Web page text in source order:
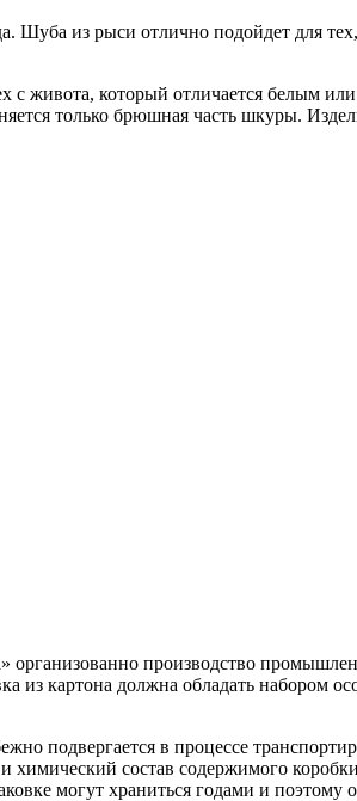
Шуба из рыси отлично подойдет для
с живота, который отличается белым
только брюшная часть шкуры.
производство
из картона должна обладать набором
подвергается в процессе
химический состав содержимого
могут храниться годами и поэтому